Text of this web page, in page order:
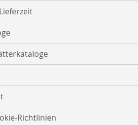
Richtlinien